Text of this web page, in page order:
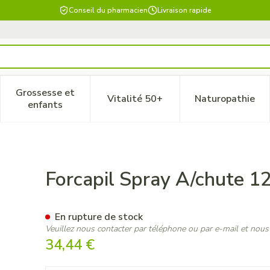
Conseil du pharmacien Livraison rapide
Beauté, soins et hygiène
menu pour la catégorie Régime, alimentation &
Grossesse et
enfantsAfficher le sous-menu pour la catégorie
Vitalité 50+Afficher le sous-menu pour la
Naturopathie
Afficher
Forcapil Spray A/chute
34,44 €
En rupture de stock
Veuillez nous contacter par téléphone ou par e-mail et